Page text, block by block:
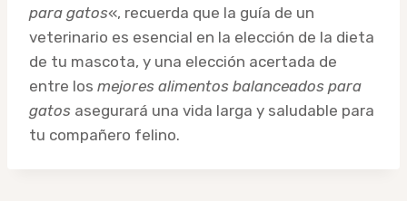
para gatos«, recuerda que la guía de un
veterinario es esencial en la elección de la dieta
de tu mascota, y una elección acertada de
entre los mejores alimentos balanceados para
gatos asegurará una vida larga y saludable para
tu compañero felino.